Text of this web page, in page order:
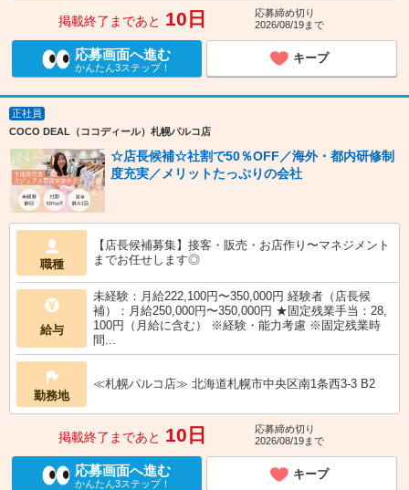
掲載終了まであと 10日
応募締め切り
2026/08/19まで
応募画面へ進む
かんたん3ステップ！
キープ
正社員
COCO DEAL（ココディール）札幌パルコ店
☆店長候補☆社割で50％OFF／海外・都内研修制
度充実／メリットたっぷりの会社
職種
【店長候補募集】接客・販売・お店作り〜マネジメント
までお任せします◎
給与
未経験：月給222,100円〜350,000円 経験者（店長候
補）：月給250,000円〜350,000円 ★固定残業手当：28,
100円（月給に含む） ※経験・能力考慮 ※固定残業時
間...
勤務地
≪札幌パルコ店≫ 北海道札幌市中央区南1条西3-3 B2
掲載終了まであと 10日
応募締め切り
2026/08/19まで
応募画面へ進む
かんたん3ステップ！
キープ